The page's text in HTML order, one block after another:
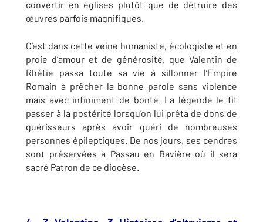
convertir en églises plutôt que de détruire des
œuvres parfois magnifiques.
C’est dans cette veine humaniste, écologiste et en
proie d’amour et de générosité, que Valentin de
Rhétie passa toute sa vie à sillonner l’Empire
Romain à prêcher la bonne parole sans violence
mais avec infiniment de bonté. La légende le fit
passer à la postérité lorsqu’on lui prêta de dons de
guérisseurs après avoir guéri de nombreuses
personnes épileptiques. De nos jours, ses cendres
sont préservées à Passau en Bavière où il sera
sacré Patron de ce diocèse.